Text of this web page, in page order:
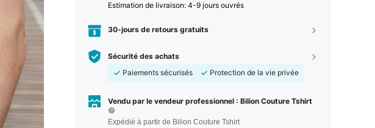
Estimation de livraison: 4-9 jours ouvrés
30-jours de retours gratuits
Sécurité des achats
Paiements sécurisés
Protection de la vie privée
Vendu par le vendeur professionnel : Bilion Couture Tshirt
Expédié à partir de Bilion Couture Tshirt